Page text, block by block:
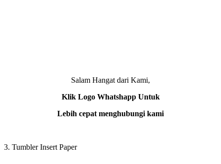
Salam Hangat dari Kami,
Klik Logo Whatshapp Untuk
Lebih cepat menghubungi kami
3. Tumbler Insert Paper